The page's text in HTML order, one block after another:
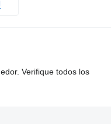
Verifique todos los